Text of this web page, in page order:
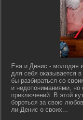
Ева и Денис - молодая
для себя оказывается
бы разбираться со
и недопониманиями, но
приключений. В этой
бороться за свою
ли Денис о своих...